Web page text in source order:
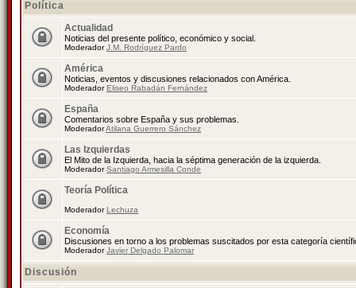
Política
Actualidad
Noticias del presente político, económico y social.
ModeradorJ.M. Rodríguez Pardo
América
Noticias, eventos y discusiones relacionados con América.
ModeradorEliseo Rabadán Fernández
España
Comentarios sobre España y sus problemas.
ModeradorAtilana Guerrero Sánchez
Las Izquierdas
El Mito de la Izquierda, hacia la séptima generación de la izquierda.
ModeradorSantiago Armesilla Conde
Teoría Política
ModeradorLechuza
Economía
Discusiones en torno a los problemas suscitados por esta categoría
ModeradorJavier Delgado Palomar
Discusión